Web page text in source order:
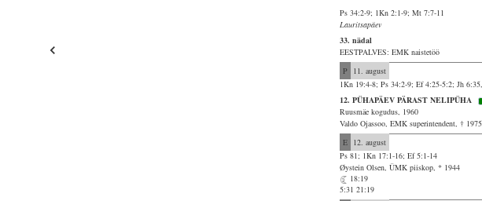
Ps 34:2-9; 1Kn 2:1-9; Mt 7:7-11
Lauritsapäev
33. nädal
EESTPALVES: EMK naistetöö
P
11. august
1Kn 19:4-8; Ps 34:2-9; Ef 4:25-5:2; Jh
12. PÜHAPÄEV PÄRAST NELIPÜHA
Ruusmäe kogudus, 1960
Valdo Ojassoo, EMK superintendent, † 1975
E 12. august
Ps 81; 1Kn 17:1-16; Ef 5:1-14
Øystein Olsen, ÜMK piiskop, * 1944
18:19
5:31 21:19